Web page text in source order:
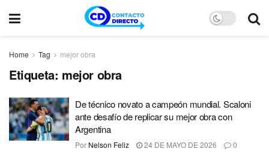
Home Tag mejor obra
Etiqueta: mejor obra
De técnico novato a campeón mundial. Scaloni
ante desafío de replicar su mejor obra con
Argentina
Por Nelson Feliz 24 DE MAYO DE 2026 0